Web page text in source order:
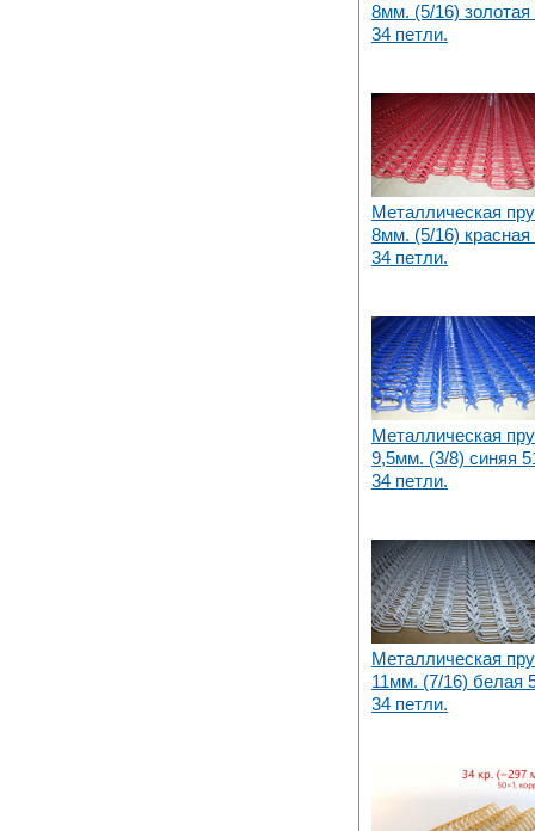
8мм. (5/16) золотая
34 петли.
Металлическая
8мм. (5/16) красная
34 петли.
Металлическая
9,5мм. (3/8) синяя
34 петли.
Металлическая
11мм. (7/16) белая
34 петли.